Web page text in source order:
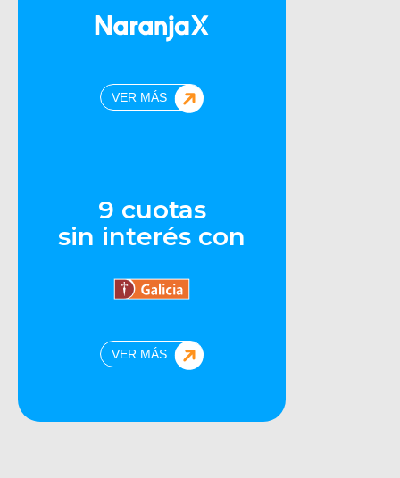
VER MÁS
9 cuotas
sin interés con
VER MÁS